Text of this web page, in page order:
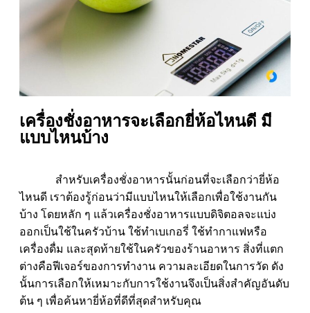
เครื่องชั่งอาหารจะเลือกยี่ห้อไหนดี มี
แบบไหนบ้าง
สำหรับเครื่องชั่งอาหารนั้นก่อนที่จะเลือกว่ายี่ห้อ
ไหนดี เราต้องรู้ก่อนว่ามีแบบไหนให้เลือกเพื่อใช้งานกัน
บ้าง โดยหลัก ๆ แล้วเครื่องชั่งอาหารแบบดิจิตอลจะแบ่ง
ออกเป็นใช้ในครัวบ้าน ใช้ทำเบเกอรี่ ใช้ทำกาแฟหรือ
เครื่องดื่ม และสุดท้ายใช้ในครัวของร้านอาหาร สิ่งที่แตก
ต่างคือฟีเจอร์ของการทำงาน ความละเอียดในการวัด ดัง
นั้นการเลือกให้เหมาะกับการใช้งานจึงเป็นสิ่งสำคัญอันดับ
ต้น ๆ เพื่อค้นหายี่ห้อที่ดีที่สุดสำหรับคุณ